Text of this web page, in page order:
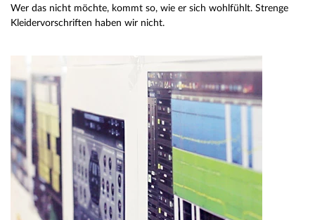
Wer das nicht möchte, kommt so, wie er sich wohlfühlt. Strenge
Kleidervorschriften haben wir nicht.